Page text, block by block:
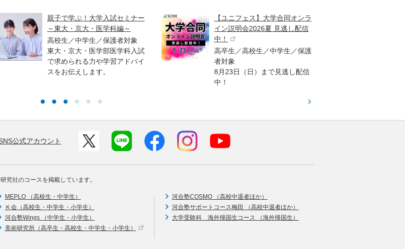
親子で学ぶ！大学入試セミナー
～東大・京大・医学科編～
高校生／中学生／保護者対象
東大・京大・医学部医学科入試
で求められる力や学習アドバイ
スをお伝えします。
【ユニフェス】大学合同オンラ
イン説明会2026夏 見逃し配信
中！
高卒生／高校生／中学生／保護
者対象
8月23日（日）まで見逃し配信
中！
公式アカウント
究社のコースを掲載しています。
MEPLO （高校生・中学生）
Ｋ会（高校生・中学生・小学生）
河合塾Wings （中学生・小学生）
美術研究所（高卒生・高校生・中学生・小学生）
河合塾COSMO （高校中退者ほか）
河合塾サポートコース梅田 （高校中退者ほか）
大学受験科 海外帰国生コース （海外帰国生）